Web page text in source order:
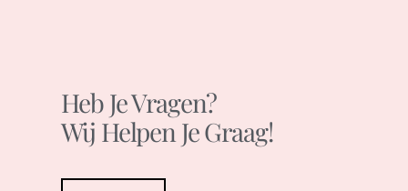
Heb Je Vragen?
Wij Helpen Je Graag!